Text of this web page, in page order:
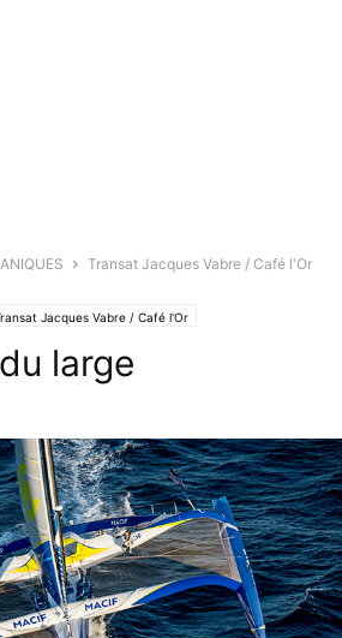
Transat Jacques Vabre / Café l'Or
Jacques Vabre / Café l'Or
large